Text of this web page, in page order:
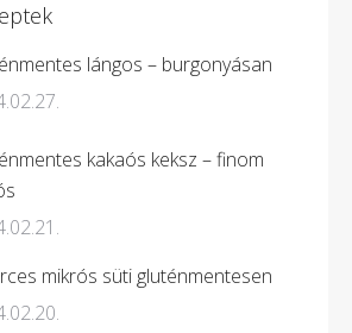
lángos – burgonyásan
kakaós keksz – finom
mikrós süti gluténmentesen